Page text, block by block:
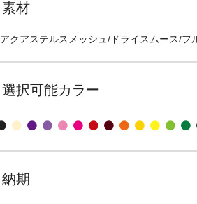
素材
アクアステルスメッシュ/ドライスムース/フ
選択可能カラー
納期